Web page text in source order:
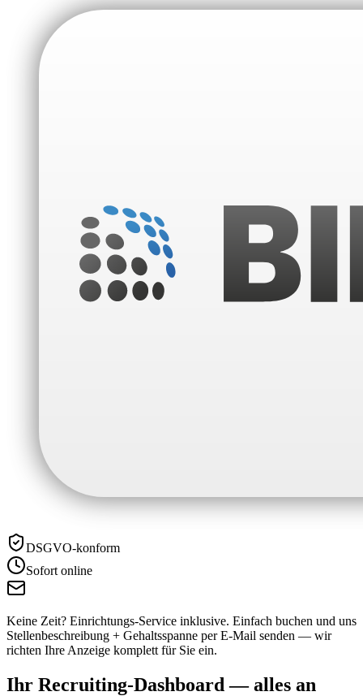
DSGVO-konform
Sofort online
Keine Zeit? Einrichtungs-Service inklusive. Einfach buchen und uns
Stellenbeschreibung + Gehaltsspanne per E-Mail senden — wir
richten Ihre Anzeige komplett für Sie ein.
Ihr Recruiting-Dashboard — alles an